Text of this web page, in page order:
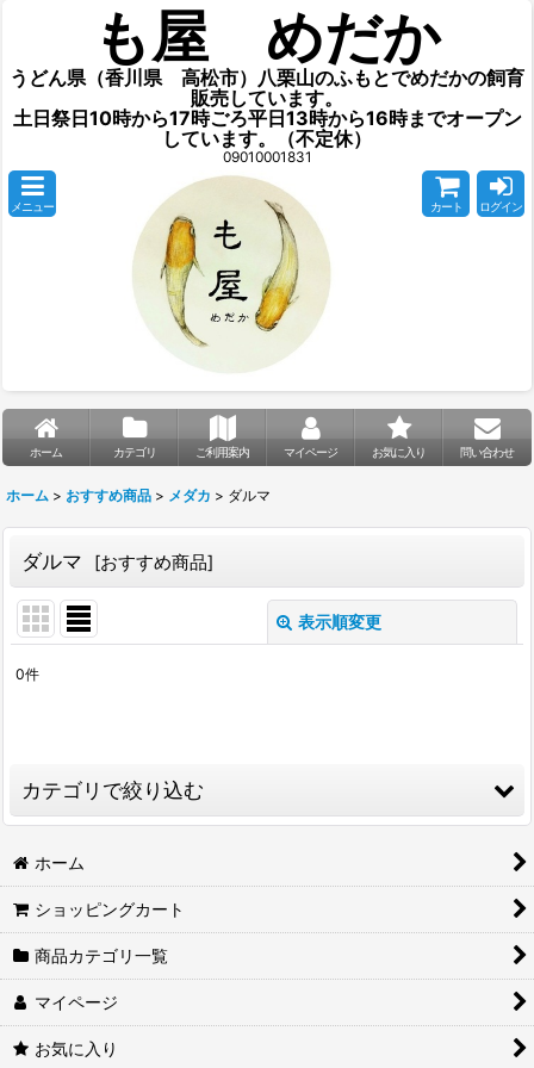
も屋 めだか
うどん県（香川県 高松市）八栗山のふもとでめだかの飼育
販売しています。
土日祭日10時から17時ごろ平日13時から16時までオープン
しています。（不定休）
09010001831
メニュー カート ログイン
ホーム カテゴリ ご利用案内 マイページ お気に入り 問い合わせ
ホーム > おすすめ商品 > メダカ > ダルマ
ダルマ [おすすめ商品]
表示順変更
絞り込む
0件
カテゴリで絞り込む
メダカ (全商品)
三色ラメ体外光
光体型
ダルマ
ホーム
ショッピングカート
商品カテゴリ一覧
マイページ
お気に入り